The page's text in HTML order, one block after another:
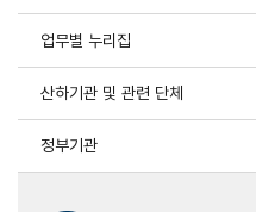
업무별 누리집
산하기관 및 관련 단체
정부기관